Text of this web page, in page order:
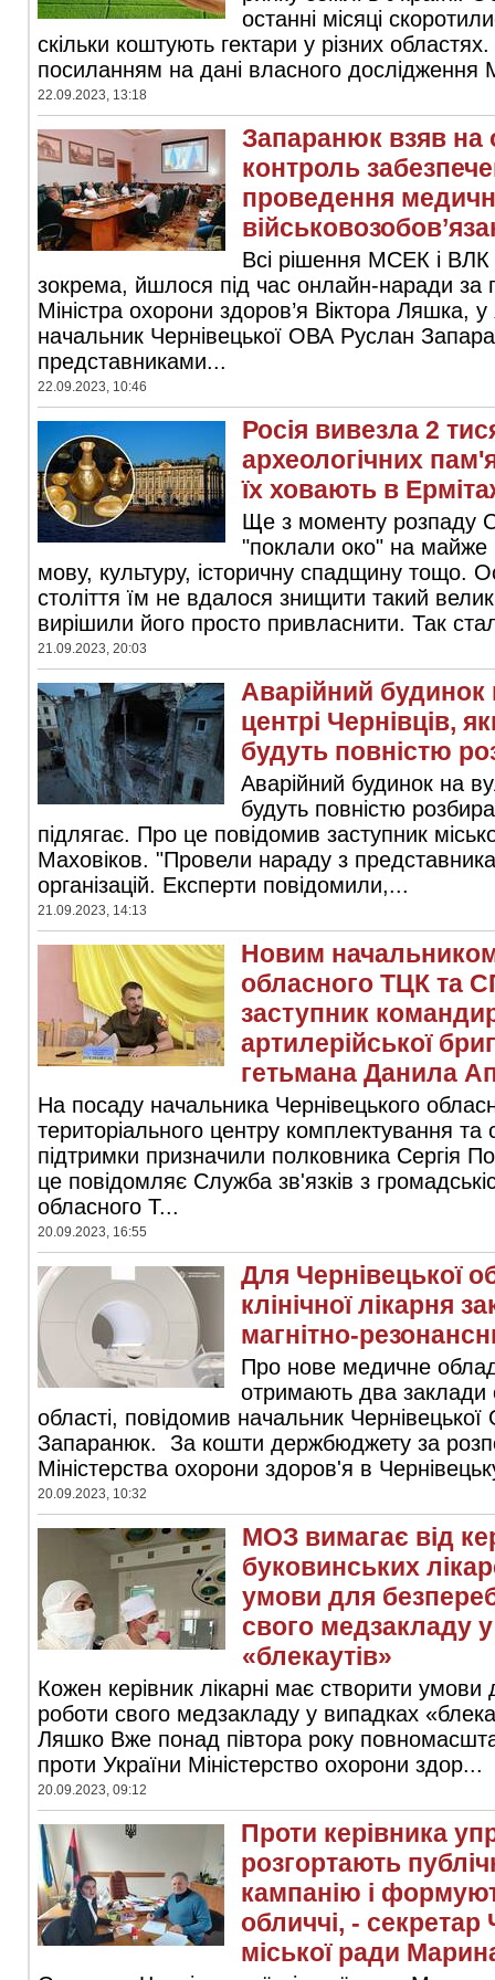
останні місяці
скільки коштують гектари у різних
посиланням на дані власного дослідження
22.09.2023, 13:18
Запаранюк взяв на
контроль
проведення
Всі рішення МСЕК і ВЛК
зокрема, йшлося під час онлайн-наради за
Міністра охорони здоров’я Віктора Ляшка, у
начальник Чернівецької ОВА Руслан
представниками...
22.09.2023, 10:46
Росія вивезла 2
археологічних
їх ховають в
Ще з моменту розпаду
"поклали око" на майже
мову, культуру, історичну спадщину тощо.
століття їм не вдалося знищити такий
вирішили його просто привласнити. Так
21.09.2023, 20:03
Аварійний будинок
центрі Чернівців,
будуть повністю
Аварійний будинок на
будуть повністю
підлягає. Про це повідомив заступник
Маховіков. "Провели нараду з
організацій. Експерти повідомили,...
21.09.2023, 14:13
Новим
обласного ТЦК та
заступник
артилерійської
гетьмана Данила
На посаду начальника Чернівецького
територіального центру комплектування та
підтримки призначили полковника Сергія
це повідомляє Служба зв'язків з
обласного Т...
20.09.2023, 16:55
Для Чернівецької
клінічної лікарня
магнітно-
Про нове медичне
отримають два заклади
області, повідомив начальник
Запаранюк. За кошти держбюджету за
Міністерства охорони здоров'я в
20.09.2023, 10:32
МОЗ вимагає від
буковинських
умови для
свого медзакладу
«блекаутів»
Кожен керівник лікарні має створити умови
роботи свого медзакладу у випадках
Ляшко Вже понад півтора року
проти України Міністерство охорони здор...
20.09.2023, 09:12
Проти керівника
розгортають
кампанію і
обличчі, - секретар
міської ради